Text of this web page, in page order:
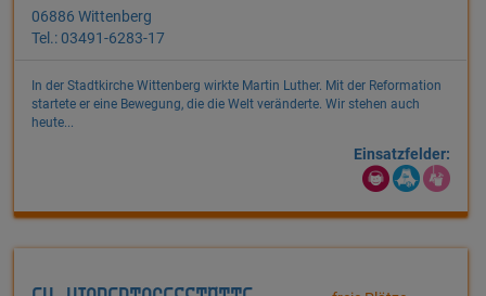
06886 Wittenberg
Tel.: 03491-6283-17
In der Stadtkirche Wittenberg wirkte Martin Luther. Mit der Reformation
startete er eine Bewegung, die die Welt veränderte. Wir stehen auch
heute...
Einsatzfelder: